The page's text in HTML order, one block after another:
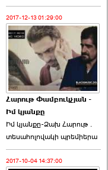
2017-12-13 01:29:00
Հարութ Փամբուկչյան -
Իմ կյանքը
Իմ կյանքը-Ձախ Հարnւթ․
տեuաhnլnվակի պրեմիերա
2017-10-04 14:37:00